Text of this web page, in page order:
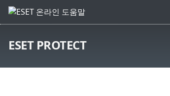
ESET PROTECT